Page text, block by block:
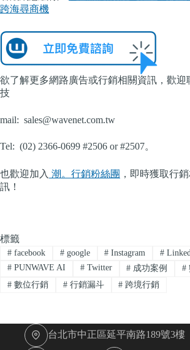
跨海尋商機
欲了解更多網路廣告或行銷相關資訊，歡迎
技
mail: sales@wavenet.com.tw
Tel: (02) 2366-0699 #2506 or #2507。
也歡迎加入 潮。行銷粉絲團 ，即時獲取行
訊！
標籤
#facebook #google # Instagram #
#PUNWAVE AI #Twitter # 成功案例 #
#數位行銷 #行銷漏斗 # 跨境行銷
台北市中正區延平南路189號3樓